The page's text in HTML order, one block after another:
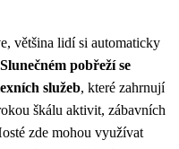
většina lidí si automaticky
pobřeží se
služeb, které zahrnují
škálu aktivit, zábavních
zde mohou využívat